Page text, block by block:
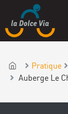
Pratique
Auberge Le